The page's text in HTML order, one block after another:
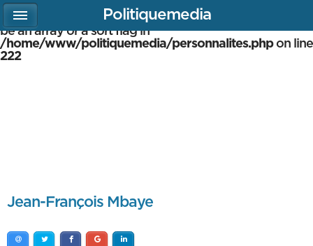
Warning
: array_multisort(): Argument #1 is expected to
be an array or a sort flag in
/home/www/politiquemedia/personnalites.phpon line
222
Jean-François Mbaye
Politiquemedia